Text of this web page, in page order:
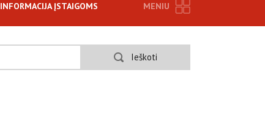
INFORMACIJA ĮSTAIGOMS MENIU
Ieškoti